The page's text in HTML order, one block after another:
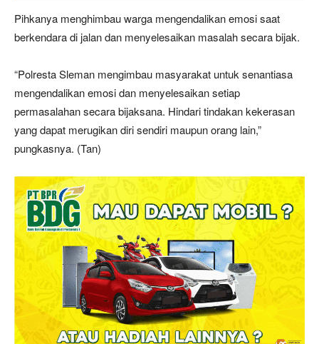
Pihkanya menghimbau warga mengendalikan emosi saat
berkendara di jalan dan menyelesaikan masalah secara bijak.
“Polresta Sleman mengimbau masyarakat untuk senantiasa
mengendalikan emosi dan menyelesaikan setiap
permasalahan secara bijaksana. Hindari tindakan kekerasan
yang dapat merugikan diri sendiri maupun orang lain,”
pungkasnya. (Tan)